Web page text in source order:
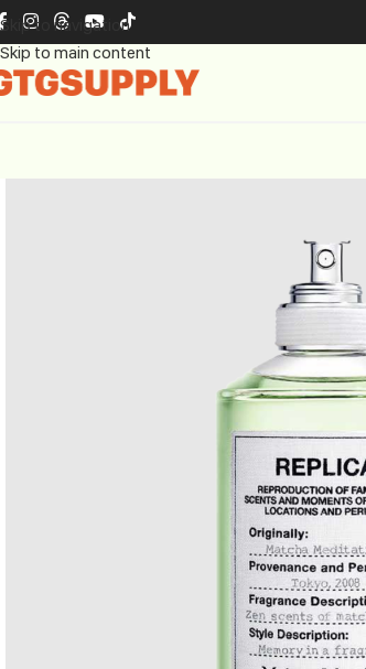
Skip to navigation
Skip to main content